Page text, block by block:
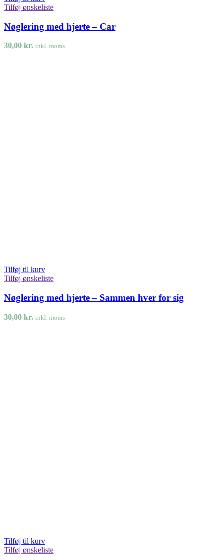
Tilføj ønskeliste
Nøglering med hjerte – Car
30,00 kr. inkl. moms
Tilføj til kurv
Tilføj ønskeliste
Nøglering med hjerte – Sammen hver for sig
30,00 kr. inkl. moms
Tilføj til kurv
Tilføj ønskeliste